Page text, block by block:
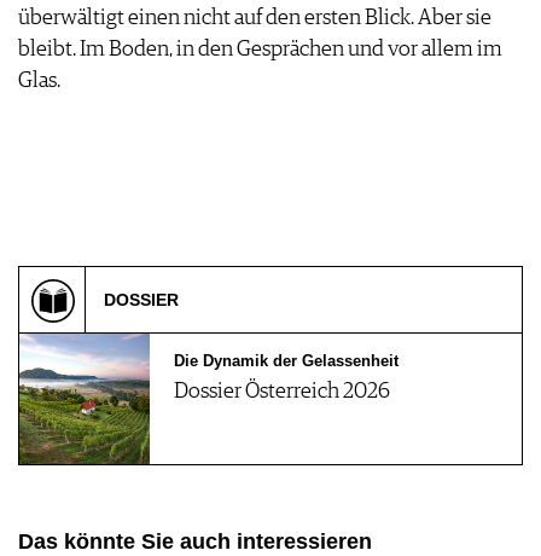
überwältigt einen nicht auf den ersten Blick. Aber sie
bleibt. Im Boden, in den Gesprächen und vor allem im
Glas.
DOSSIER
Die Dynamik der Gelassenheit
Dossier Österreich 2026
Das könnte Sie auch interessieren